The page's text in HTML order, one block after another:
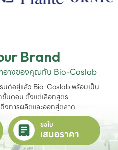
Brand
ำอางของคุณกับ Bio-Coslab
นด์อยู่แล้ว Bio-Coslab พร้อมเป็น
ตอน ตั้งแต่เลือกสูตร
การผลิตและออกสู่ตลาด
ขอใบ
เสนอราคา